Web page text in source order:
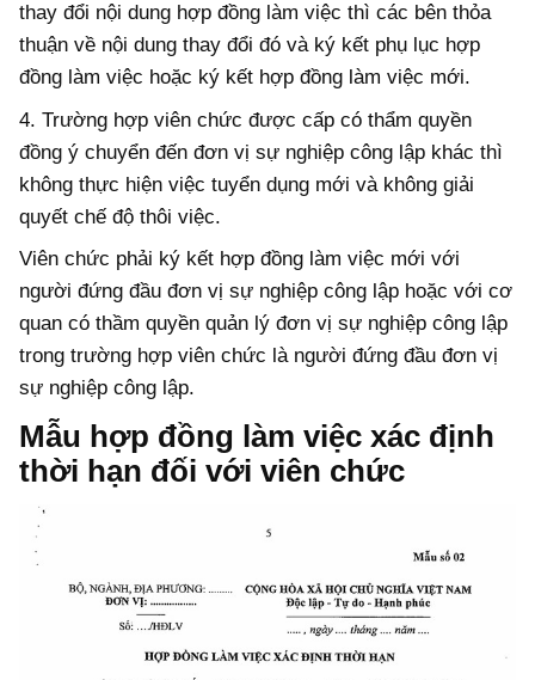
thay đổi nội dung hợp đồng làm việc thì các bên thỏa
thuận về nội dung thay đổi đó và ký kết phụ lục hợp
đồng làm việc hoặc ký kết hợp đồng làm việc mới.
4. Trường hợp viên chức được cấp có thẩm quyền
đồng ý chuyển đến đơn vị sự nghiệp công lập khác thì
không thực hiện việc tuyển dụng mới và không giải
quyết chế độ thôi việc.
Viên chức phải ký kết hợp đồng làm việc mới với
người đứng đầu đơn vị sự nghiệp công lập hoặc với cơ
quan có thầm quyền quản lý đơn vị sự nghiệp công lập
trong trường hợp viên chức là người đứng đầu đơn vị
sự nghiệp công lập.
Mẫu hợp đồng làm việc xác định
thời hạn đối với viên chức